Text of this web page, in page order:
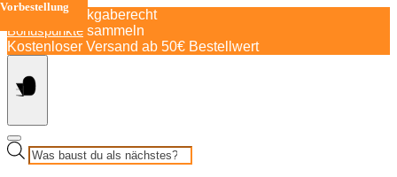
Springe
zum
Inhalt
30 Tage Rückgaberecht
Bonuspunkte sammeln
Kostenloser Versand ab 50€ Bestellwert
Products
search
Vorbestellung